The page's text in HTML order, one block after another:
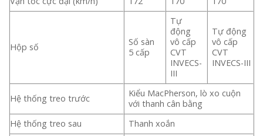
Hộp số
Số sàn
5 cấp
Tự
động
vô cấp
CVT
INVECS-
III
Tự động
vô cấp
CVT
INVECS-III
Hệ thống treo trước
Kiểu MacPherson, lò xo cuộn
với thanh cân bằng
Hệ thống treo sau
Thanh xoắn